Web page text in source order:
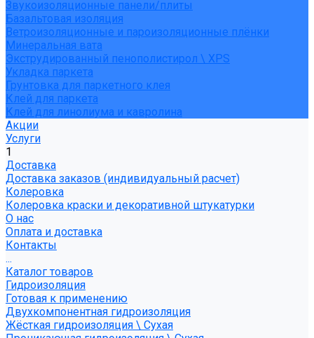
Звукоизоляционные панели/плиты
Базальтовая изоляция
Ветроизоляционные и пароизоляционные плёнки
Минеральная вата
Экструдированный пенополистирол \ XPS
Укладка паркета
Грунтовка для паркетного клея
Клей для паркета
Клей для линолиума и кавролина
Акции
Услуги
1
Доставка
Доставка заказов (индивидуальный расчет)
Колеровка
Колеровка краски и декоративной штукатурки
О нас
Оплата и доставка
Контакты
...
Каталог товаров
Гидроизоляция
Готовая к применению
Двухкомпонентная гидроизоляция
Жёсткая гидроизоляция \ Сухая